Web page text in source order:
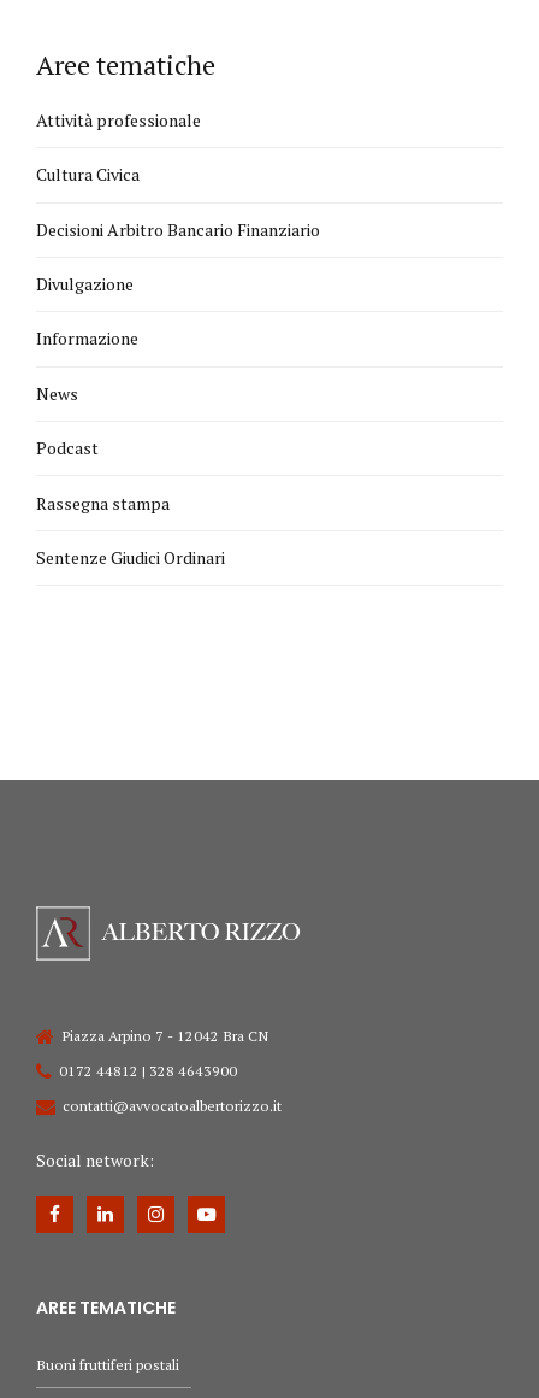
Aree tematiche
Attività professionale
Cultura Civica
Decisioni Arbitro Bancario Finanziario
Divulgazione
Informazione
News
Podcast
Rassegna stampa
Sentenze Giudici Ordinari
Piazza Arpino 7 - 12042 Bra CN
0172 44812 | 328 4643900
contatti@avvocatoalbertorizzo.it
Social network:
AREE TEMATICHE
Buoni fruttiferi postali